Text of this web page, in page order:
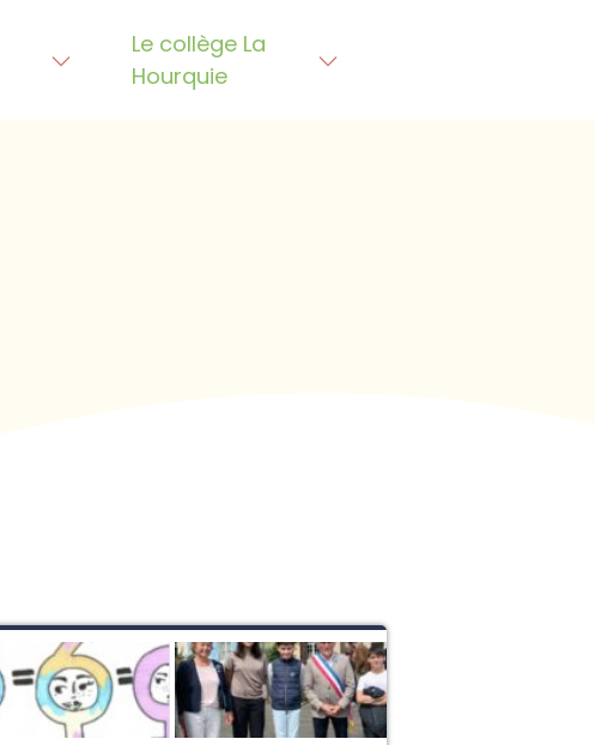
Le collège La
Hourquie